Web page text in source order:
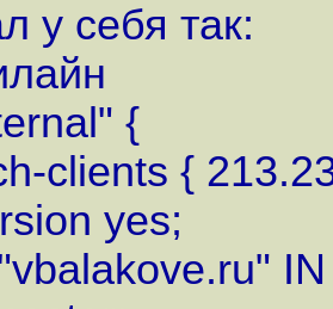
у себя так:
{
{
yes;